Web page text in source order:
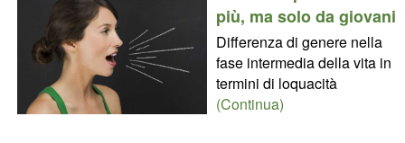
più, ma solo da giovani
Differenza di genere nella
fase intermedia della vita in
termini di loquacità
(Continua)